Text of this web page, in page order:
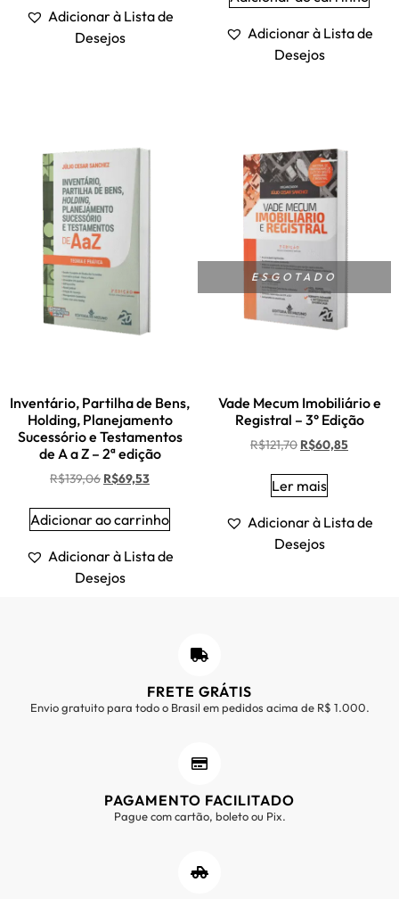
Adicionar à Lista de
Desejos
Adicionar à Lista de
Desejos
Inventário, Partilha de Bens,
Holding, Planejamento
Sucessório e Testamentos
de A a Z – 2ª edição
R$139,06 R$69,53
Adicionar ao carrinho
Adicionar à Lista de
Desejos
ESGOTADO
Vade Mecum Imobiliário e
Registral – 3° Edição
R$121,70 R$60,85
Ler mais
Adicionar à Lista de
Desejos
FRETE GRÁTIS
Envio gratuito para todo o Brasil em pedidos acima de R$ 1.000.
PAGAMENTO FACILITADO
Pague com cartão, boleto ou Pix.